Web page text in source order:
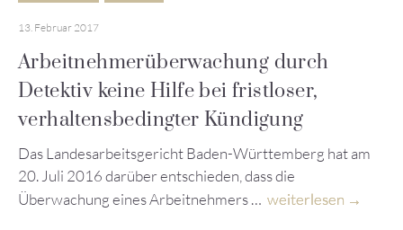
13. Februar 2017
Arbeitnehmerüberwachung durch
Detektiv keine Hilfe bei fristloser,
verhaltensbedingter Kündigung
Das Landesarbeitsgericht Baden-Württemberg hat am
20. Juli 2016 darüber entschieden, dass die
Überwachung eines Arbeitnehmers … weiterlesen